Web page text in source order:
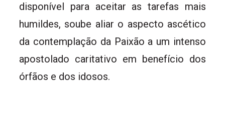
disponível para aceitar as tarefas mais
humildes, soube aliar o aspecto ascético
da contemplação da Paixão a um intenso
apostolado caritativo em benefício dos
órfãos e dos idosos.